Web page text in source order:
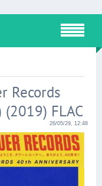
Records
FLAC
26/05/29, 12:48